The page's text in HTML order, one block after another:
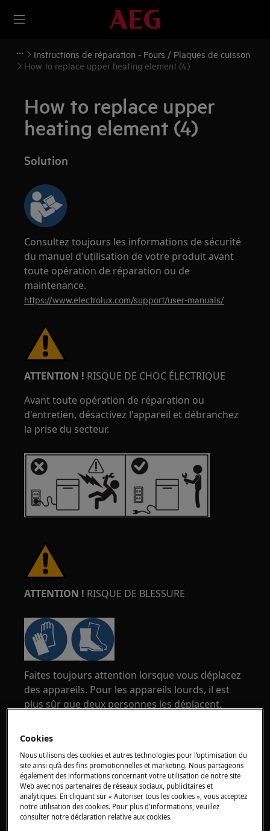
Instructions de réparation - Fours / Plaques de cuisson
How to replace upper heating element (4)
How to replace upper
heating element (4)
Solution
Consultez toujours les informations de sécurité
du manuel d'utilisation de votre produit avant
toute opération de réparation ou de
maintenance.
https://www.electrolux.com/support/user-manuals/
ATTENTION ! RISQUE DE CHOC ÉLECTRIQUE
Avant toute opération de réparation ou
d'entretien, désactivez l'appareil et débranchez
la prise du secteur.
ATTENTION ! RISQUE DE BLESSURE
Faites toujours attention lorsque vous déplacez
des appareils. Pour les appareils lourds, il est
plus sûr que deux personnes les déplacent.
chaussures de sécurité. Portez des gants de
coupures dues aux arêtes vives.
Cookies
Nous utilisons des cookies et autres technologies pour l’optimisation du
site ainsi qu’à des fins promotionnelles et marketing. Nous partageons
également des informations concernant votre utilisation de notre site
Web avec nos partenaires de réseaux sociaux, publicitaires et
analytiques. En cliquant sur « Autoriser tous les cookies », vous acceptez
notre utilisation des cookies. Pour plus d'informations, veuillez
consulter notre déclaration relative aux cookies.